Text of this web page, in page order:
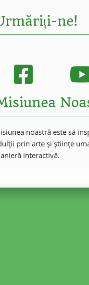
ne!
noastră este să
prin arte și științe
interactivă.